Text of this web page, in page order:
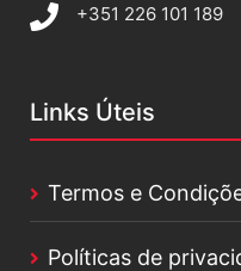
+351 226 101 189
Links Úteis
Termos e
Políticas de